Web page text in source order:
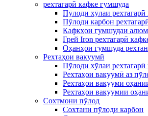
рехтагарӣ кафке гумшуда
Пӯлоди хӯлаи
Пӯлоди карбон
Кафкҳои гумшудаи
Грей Iron рехтагарӣ
Оҳанҳои гумшуда
Рехтаҳои вакуумӣ
Пӯлоди хӯлаи рехтагарӣ
Рехтаҳои вакуумӣ аз
Рехтаҳои вакууми
Рехтаҳои вакуумии
Сохтмони пӯлод
Сохтани пӯлоди карбон